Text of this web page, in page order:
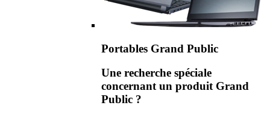
Portables Grand Public
Une recherche spéciale
concernant un produit Grand
Public ?